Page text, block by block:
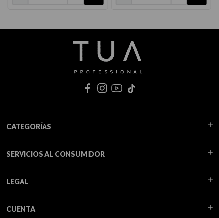
CATEGORÍAS
SERVICIOS AL CONSUMIDOR
LEGAL
CUENTA